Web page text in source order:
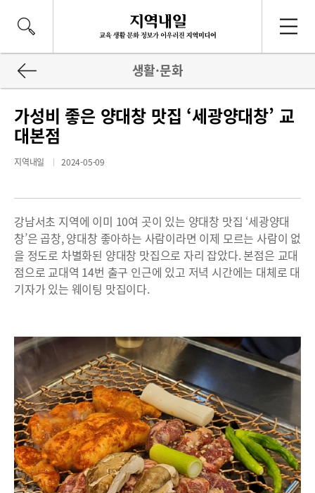
생활·문화
가성비 좋은 양대창 맛집 ‘세광양대창’ 교
대본점
지역내일 2024-05-09
강남서초 지역에 이미 10여 곳이 있는 양대창 맛집 ‘세광양대
창’은 곱창, 양대창 좋아하는 사람이라면 이제 모르는 사람이 없
을 정도로 차별화된 양대창 맛집으로 자리 잡았다. 본점은 교대
점으로 교대역 14번 출구 인근에 있고 저녁 시간에는 대체로 대
기자가 있는 웨이팅 맛집이다.